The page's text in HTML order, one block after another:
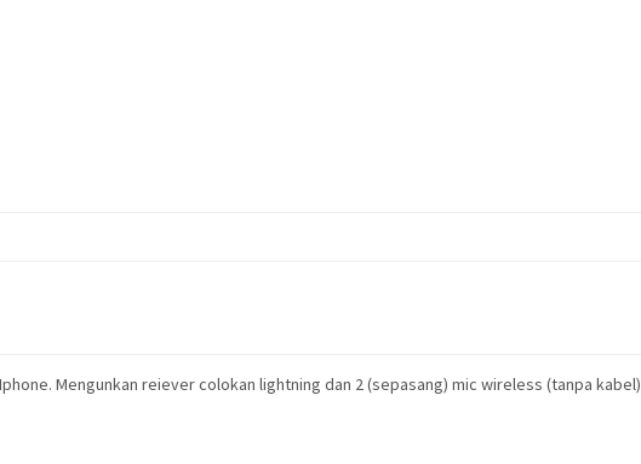
Mengunkan reiever colokan lightning dan 2 (sepasang) mic wireless (tanpa kabel)